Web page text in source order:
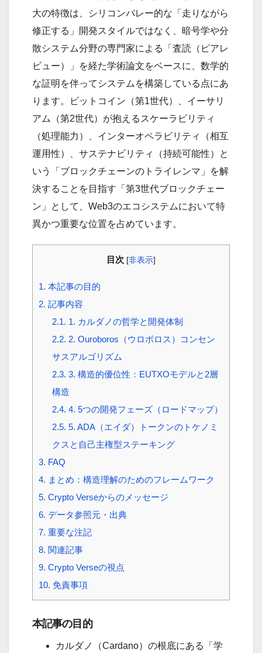
大の特徴は、シリコンバレー的な「走りながら
修正する」開発スタイルではなく、暗号学や分
散システム分野の専門家による「査読（ピアレ
ビュー）」を経た学術論文をベースに、数学的
な証明を伴ってシステムを構築している点にあ
ります。ビットコイン（第1世代）、イーサリ
アム（第2世代）が抱えるスケーラビリティ
（処理能力）、インターオペラビリティ（相互
運用性）、サステナビリティ（持続可能性）と
いう「ブロックチェーンのトライレンマ」を解
決することを目指す「第3世代ブロックチェー
ン」として、Web3のエコシステムにおいて特
異かつ重要な位置を占めています。
目次 [非表示]
1. 本記事の目的
2. 記事内容
2.1. 1. カルダノの哲学と開発体制
2.2. 2. Ouroboros（ウロボロス）コンセン
サスアルゴリズム
2.3. 3. 構造的優位性：EUTXOモデルと2層
構造
2.4. 4. 5つの開発フェーズ（ロードマップ）
2.5. 5. ADA（エイダ）トークンのトケノミ
クスと自己主権型ステーキング
3. FAQ
4. まとめ：構造理解のためのフレームワーク
5. Crypto Verseからのメッセージ
6. データ参照元・出典
7. 重要な注記
8. 関連記事
9. Crypto Verseの視点
10. 免責事項
本記事の目的
カルダノ（Cardano）の根底にある「学